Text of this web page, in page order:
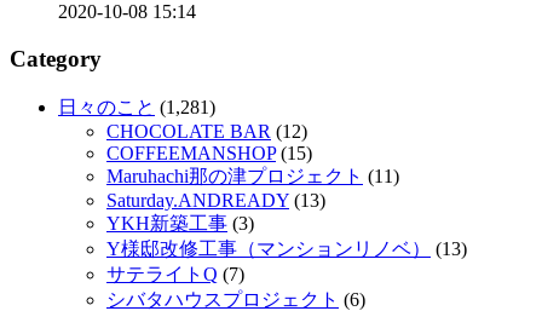
2020-10-08 15:14
Category
日々のこと (1,281)
CHOCOLATE BAR (12)
COFFEEMANSHOP(15)
Maruhachi那の津プロジェクト (11)
Saturday.ANDREADY (13)
YKH新築工事 (3)
Y様邸改修工事（マンションリノベ）
(13)
サテライトQ (7)
シバタハウスプロジェクト (6)